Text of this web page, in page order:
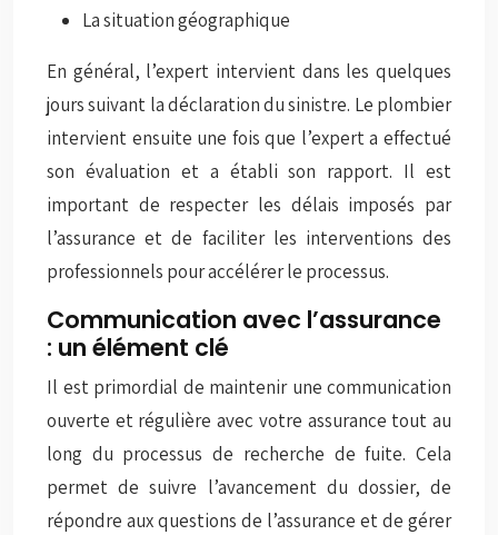
La situation géographique
En général, l’expert intervient dans les quelques
jours suivant la déclaration du sinistre. Le plombier
intervient ensuite une fois que l’expert a effectué
son évaluation et a établi son rapport. Il est
important de respecter les délais imposés par
l’assurance et de faciliter les interventions des
professionnels pour accélérer le processus.
Communication avec l’assurance
: un élément clé
Il est primordial de maintenir une communication
ouverte et régulière avec votre assurance tout au
long du processus de recherche de fuite. Cela
permet de suivre l’avancement du dossier, de
répondre aux questions de l’assurance et de gérer